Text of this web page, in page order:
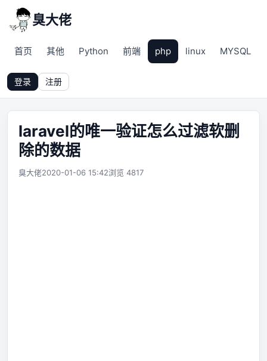
臭大佬
首页 其他 Python 前端 php linux MYSQL
登录 注册
laravel的唯一验证怎么过滤软删
除的数据
臭大佬2020-01-06 15:42浏览 4817